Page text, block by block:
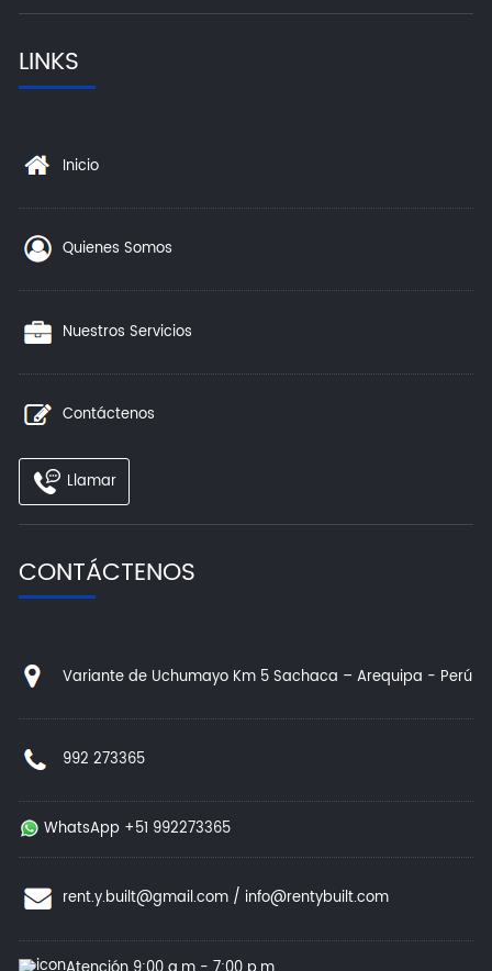
LINKS
Inicio
Quienes Somos
Nuestros Servicios
Contáctenos
Llamar
CONTÁCTENOS
Variante de Uchumayo Km 5 Sachaca – Arequipa - Perú
992 273365
WhatsApp +51 992273365
rent.y.built@gmail.com/ info@rentybuilt.com